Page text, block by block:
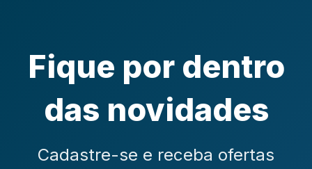
Fique por dentro
das novidades
Cadastre-se e receba ofertas